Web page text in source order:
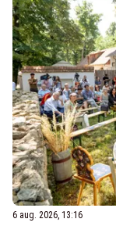
6 aug. 2026, 13:16